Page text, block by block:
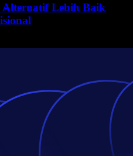
Alternatif Lebih Baik